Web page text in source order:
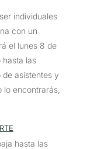
individuales
con un
el lunes 8 de
las
asistentes y
lo encontrarás,
hasta las